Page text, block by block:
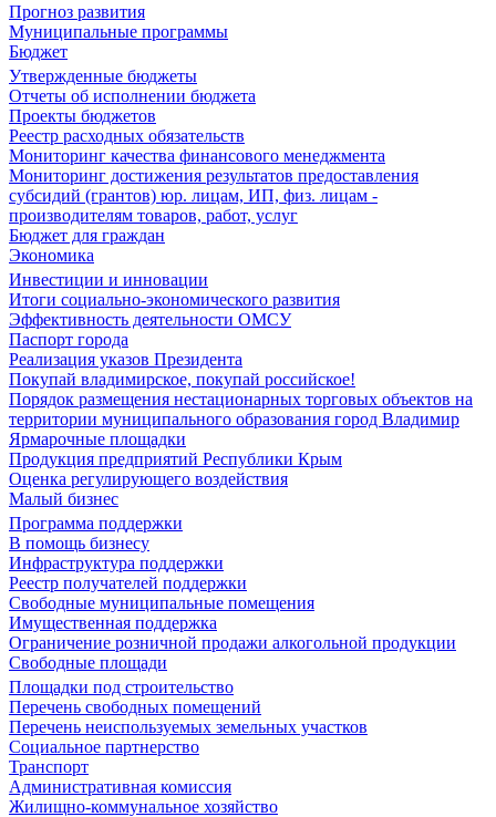
Прогноз развития
Муниципальные программы
Бюджет
Утвержденные бюджеты
Отчеты об исполнении бюджета
Проекты бюджетов
Реестр расходных обязательств
Мониторинг качества финансового менеджмента
Мониторинг достижения результатов предоставления
субсидий (грантов) юр. лицам, ИП, физ. лицам -
производителям товаров, работ, услуг
Бюджет для граждан
Экономика
Инвестиции и инновации
Итоги социально-экономического развития
Эффективность деятельности ОМСУ
Паспорт города
Реализация указов Президента
Покупай владимирское, покупай российское!
Порядок размещения нестационарных торговых объектов на
территории муниципального образования город Владимир
Ярмарочные площадки
Продукция предприятий Республики Крым
Оценка регулирующего воздействия
Малый бизнес
Программа поддержки
В помощь бизнесу
Инфраструктура поддержки
Реестр получателей поддержки
Свободные муниципальные помещения
Имущественная поддержка
Ограничение розничной продажи алкогольной продукции
Свободные площади
Площадки под строительство
Перечень свободных помещений
Перечень неиспользуемых земельных участков
Социальное партнерство
Транспорт
Административная комиссия
Жилищно-коммунальное хозяйство